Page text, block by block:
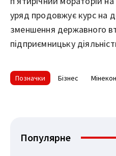
уряд продовжує курс на
зменшення державного
підприємницьку
Позначки Бізнес
Популярне